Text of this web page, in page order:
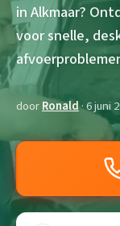
in Alkmaar?
voor snelle,
doorRonald· 6 juni